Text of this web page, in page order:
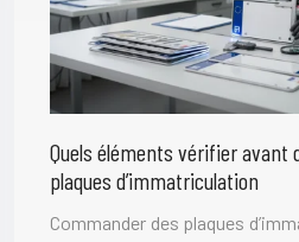
Quels éléments vérifier avant
plaques d’immatriculation
Commander des plaques